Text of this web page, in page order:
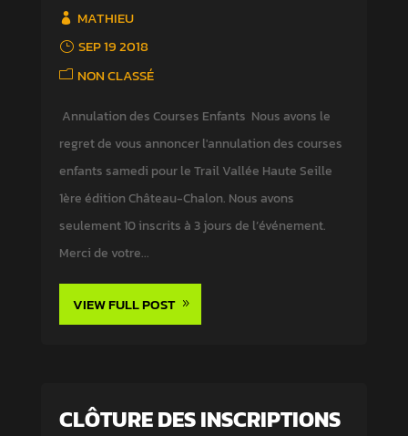
MATHIEU
SEP 19 2018
NON CLASSÉ
Annulation des Courses Enfants Nous avons le
regret de vous annoncer l'annulation des courses
enfants samedi pour le Trail Vallée Haute Seille
1ère édition Château-Chalon. Nous avons
seulement 10 inscrits à 3 jours de l’événement.
Merci de votre...
VIEW FULL POST
CLÔTURE DES INSCRIPTIONS